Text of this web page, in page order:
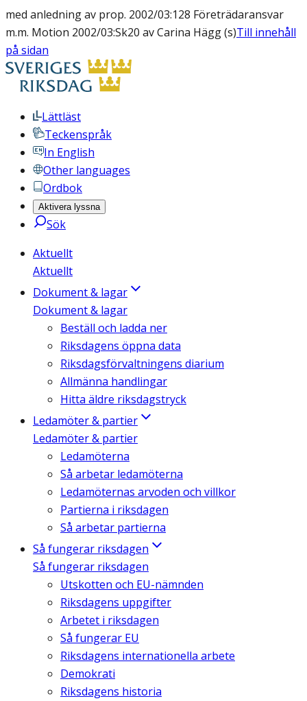
med anledning av prop. 2002/03:128 Företrädaransvar
m.m. Motion 2002/03:Sk20 av Carina Hägg (s)Till innehåll
på sidan
Lättläst
Teckenspråk
In English
Other languages
Ordbok
Aktivera lyssna
Sök
Aktuellt
Aktuellt
Dokument & lagar
Dokument & lagar
Beställ och ladda ner
Riksdagens öppna data
Riksdagsförvaltningens diarium
Allmänna handlingar
Hitta äldre riksdagstryck
Ledamöter & partier
Ledamöter & partier
Ledamöterna
Så arbetar ledamöterna
Ledamöternas arvoden och villkor
Partierna i riksdagen
Så arbetar partierna
Så fungerar riksdagen
Så fungerar riksdagen
Utskotten och EU-nämnden
Riksdagens uppgifter
Arbetet i riksdagen
Så fungerar EU
Riksdagens internationella arbete
Demokrati
Riksdagens historia